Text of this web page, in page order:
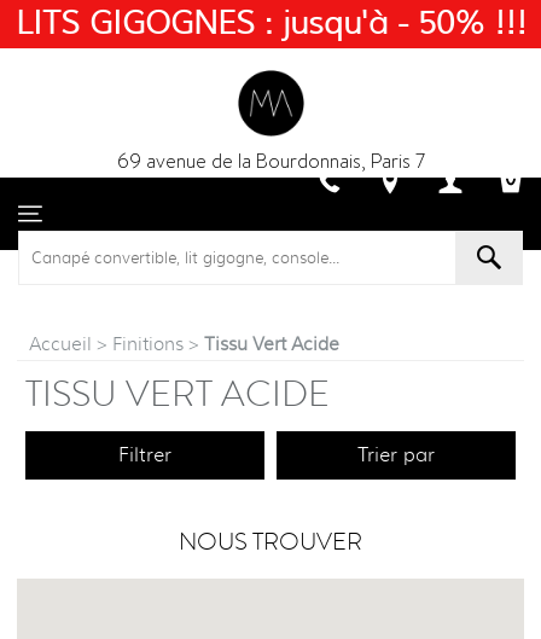
69 avenue de la Bourdonnais, Paris 7
Accueil > Finitions > Tissu Vert Acide
TISSU VERT ACIDE
Filtrer Trier par
NOUS TROUVER
LITS GIGOGNES : jusqu'à - 50% !!!